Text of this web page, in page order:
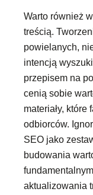
Warto również
treścią.
powielanych,
intencją
przepisem na
cenią sobie
materiały,
odbiorców.
SEO jako
budowania
aktualizowania